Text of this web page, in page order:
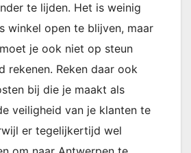
te lijden. Het is weinig
winkel open te blijven, maar
je ook niet op steun
rekenen. Reken daar ook
bij die je maakt als
veiligheid van je klanten te
er tegelijkertijd wel